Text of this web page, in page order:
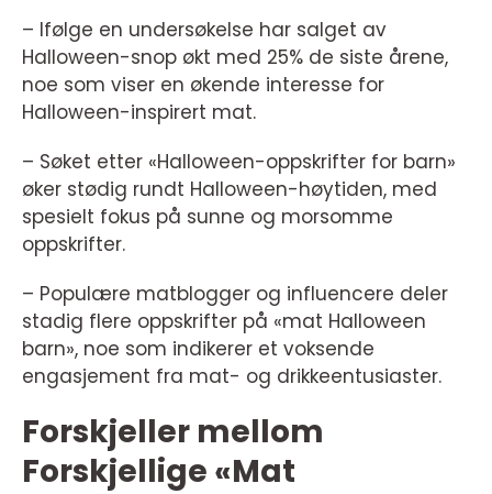
– Ifølge en undersøkelse har salget av
Halloween-snop økt med 25% de siste årene,
noe som viser en økende interesse for
Halloween-inspirert mat.
– Søket etter «Halloween-oppskrifter for barn»
øker stødig rundt Halloween-høytiden, med
spesielt fokus på sunne og morsomme
oppskrifter.
– Populære matblogger og influencere deler
stadig flere oppskrifter på «mat Halloween
barn», noe som indikerer et voksende
engasjement fra mat- og drikkeentusiaster.
Forskjeller mellom
Forskjellige «Mat